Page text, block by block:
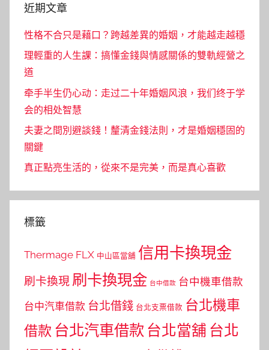
近期文章
性格不合只是藉口？跨越差異的婚姻，才能越走越穩
理輕重的人生課：搞懂金錢與情感關係的雙軌經營之
道
牵手半生仍心动：走过二十年婚姻风浪，我们终于学
会的相处智慧
夫妻之間別避談錢！釐清金錢法則，才是婚姻穩固的
關鍵
真正點亮生活的，從來不是完美，而是真心喜歡
標籤
Thermage FLX 中山區當舖 信用卡換現金
刷卡換現 刷卡換現金 台中借款 台中機車借款
台中汽車借款 台北借錢 台北支票借款 台北機車
借款 台北汽車借款 台北當舖 台北